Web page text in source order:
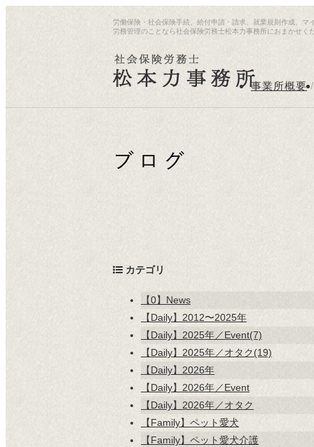
労働保険・社会保険手続、給付申請・請求、就業規則作成、マ
労務管理のことなら社会保険労務士松本力事務所におまかせく
事業所概要 /
カテゴリ
【0】News
【Daily】2012〜2025年
【Daily】2025年／Event(7)
【Daily】2025年／オタク(19)
【Daily】2026年
【Daily】2026年／Event
【Daily】2026年／オタク
【Family】ペット愛犬
【Family】ペット愛犬介護